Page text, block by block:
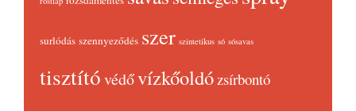
surlódás szennyeződés szer szintetikus só sósavas
tisztítóvédővízkőoldó zsírbontó